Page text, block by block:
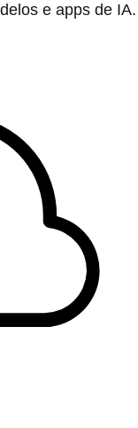
e apps de IA.